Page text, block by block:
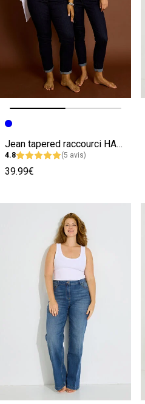
Image précédente
Image suivante
Jean tapered raccourci HANOI R02 femme
4.8 (5 avis)
39.99€